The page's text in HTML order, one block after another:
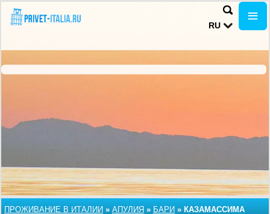
RU
ПРОЖИВАНИЕ В ИТАЛИИ » АПУЛИЯ » БАРИ » КАЗАМАССИМА